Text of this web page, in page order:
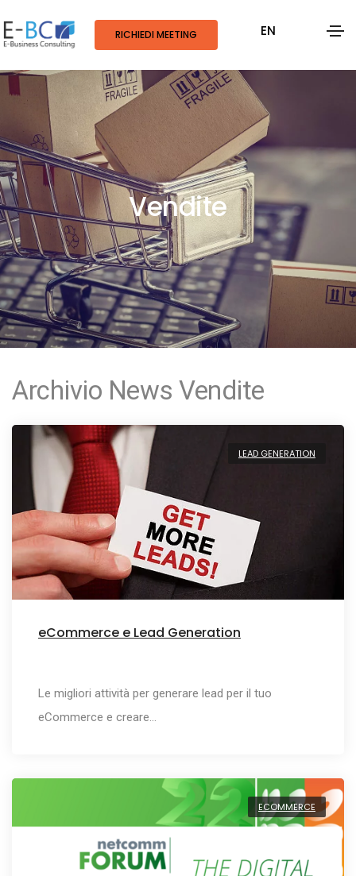
RICHIEDI MEETING EN
Vendite
Archivio News Vendite
LEAD GENERATION
eCommerce e Lead Generation
Le migliori attività per generare lead per il tuo
eCommerce e creare…
ECOMMERCE